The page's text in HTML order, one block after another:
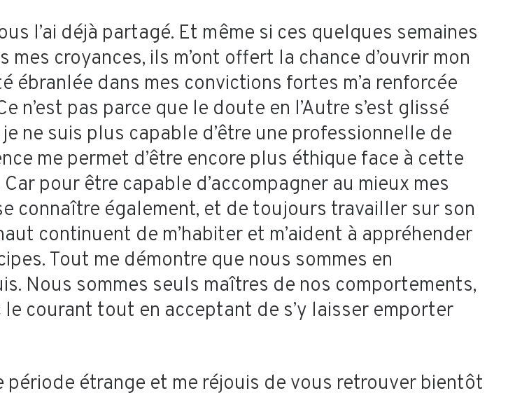
l’ai déjà partagé. Et même si ces quelques semaines
croyances, ils m’ont offert la chance d’ouvrir mon
ébranlée dans mes convictions fortes m’a renforcée
n’est pas parce que le doute en l’Autre s’est glissé
ne suis plus capable d’être une professionnelle de
me permet d’être encore plus éthique face à cette
pour être capable d’accompagner au mieux mes
connaître également, et de toujours travailler sur son
continuent de m’habiter et m’aident à appréhender
Tout me démontre que nous sommes en
Nous sommes seuls maîtres de nos comportements,
le courant tout en acceptant de s’y laisser emporter
étrange et me réjouis de vous retrouver bientôt